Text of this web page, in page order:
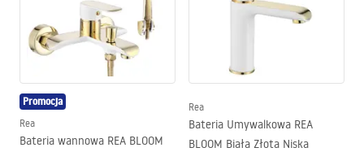
Promocja
Rea
Bateria wannowa REA BLOOM
Rea
Bateria Umywalkowa REA
BLOOM Biała Złota Niska